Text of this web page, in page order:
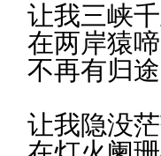
让我三峡
在两岸猿
不再有归途
让我隐没